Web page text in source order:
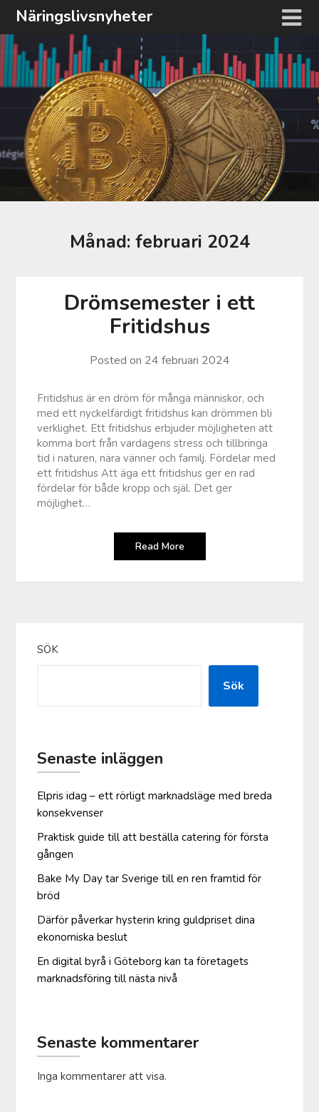
Hoppa
innehåll
Näringslivsnyheter
Månad: februari 2024
Drömsemester i ett
Fritidshus
Posted on 24 februari 2024
Fritidshus är en dröm för många människor, och
med ett nyckelfärdigt fritidshus kan drömmen bli
verklighet. Ett fritidshus erbjuder möjligheten att
komma bort från vardagens stress och tillbringa
tid i naturen, nära vänner och familj. Fördelar med
ett fritidshus Att äga ett fritidshus ger en rad
fördelar för både kropp och själ. Det ger
möjlighet…
Read More
SÖK
Sök
Senaste inläggen
Elpris idag – ett rörligt marknadsläge med breda
konsekvenser
Praktisk guide till att beställa catering för första
gången
Bake My Day tar Sverige till en ren framtid för
bröd
Därför påverkar hysterin kring guldpriset dina
ekonomiska beslut
En digital byrå i Göteborg kan ta företagets
marknadsföring till nästa nivå
Senaste kommentarer
Inga kommentarer att visa.